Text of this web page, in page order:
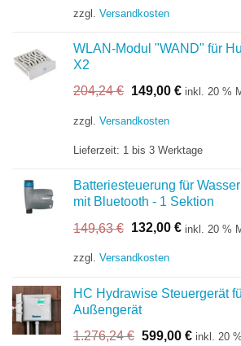
war:
zzgl. Versandkosten
WLAN-Modul "WAND" für
X2
204,24€ Ursprünglicher
war:
149,00 €Aktueller
inkl. 20 %
zzgl. Versandkosten
Lieferzeit: 1 bis 3 Werktage
Batteriesteuerung für
mit Bluetooth - 1 Sektion
149,63€ Ursprünglicher
war:
132,00 €Aktueller
inkl. 20 %
zzgl. Versandkosten
HC Hydrawise Steuergerät
Außengerät
1.276,24€ Ursprünglicher
599,00 €Aktueller
inkl. 20